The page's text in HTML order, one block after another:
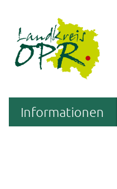
Informationen